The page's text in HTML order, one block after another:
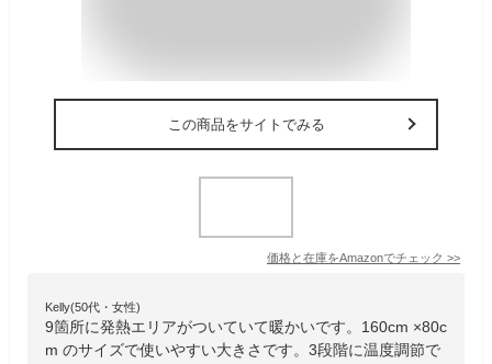
この商品をサイトでみる
価格と在庫をAmazonでチェック >>
Kelly(50代・女性)
9箇所に発熱エリアがついていて暖かいです。160cm ×80c
m のサイズで使いやすい大きさです。3段階に温度調節で